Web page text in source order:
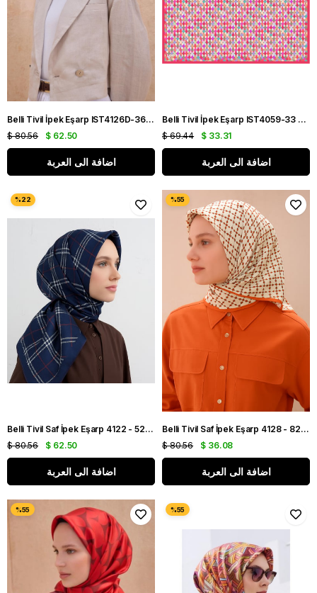
Belli Tivil İpek Eşarp IST4126D-36 Siyah Karışık Desenli
$ 62.50
$ 80.56
اضافة الى العربة
Belli Tivil İpek Eşarp IST4059-33 Pembe Karışık Desen
$ 33.31
$ 69.44
اضافة الى العربة
Belli Tivil Saf İpek Eşarp 4122 - 52 Lacivert Ekose Desen
$ 62.50
$ 80.56
اضافة الى العربة
Belli Tivil Saf İpek Eşarp 4128 - 82 Turuncu Yaprak Desen
$ 36.08
$ 80.56
اضافة الى العربة